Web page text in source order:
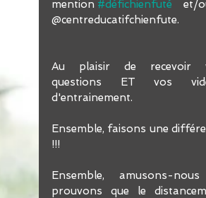
mention #défichienfuté
et/
@centreducatifchienfute.
Au plaisir de recevoir
questions ET vos
d'entrainement.
Ensemble, faisons une
!!!
Ensemble, amusons-
prouvons que le